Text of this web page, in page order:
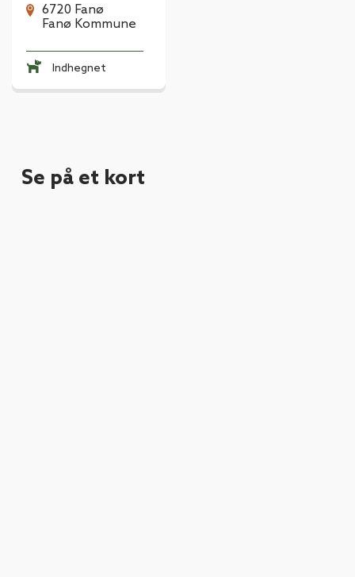
6720 Fanø
Fanø Kommune
Indhegnet
Se på et kort